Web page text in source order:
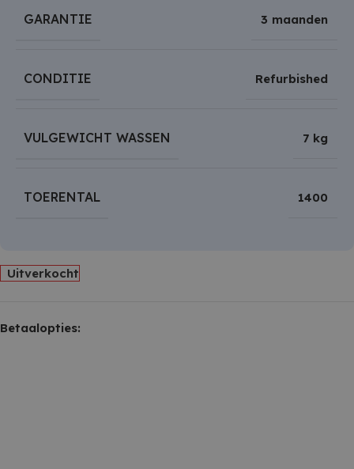
GARANTIE 3 maanden
CONDITIE Refurbished
VULGEWICHT WASSEN 7 kg
TOERENTAL 1400
Uitverkocht
Betaalopties: